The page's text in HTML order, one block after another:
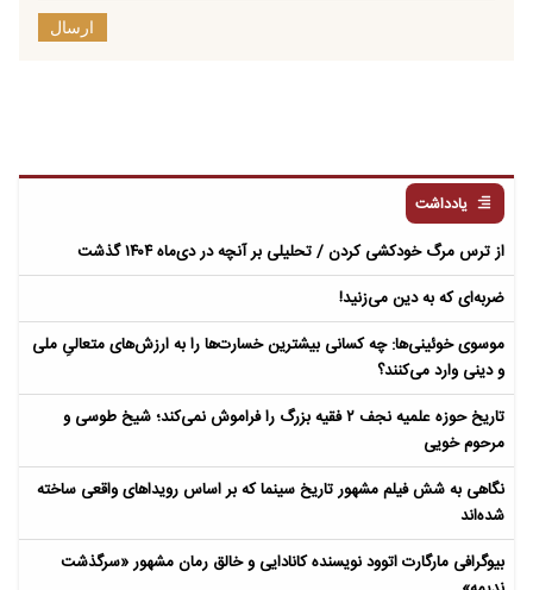
ارسال
یادداشت
از ترس مرگ خودکشی کردن / تحلیلی بر آنچه در دی‌ماه ۱۴۰۴ گذشت
ضربه‌ای که به دین می‌زنید!
موسوی خوئینی‌ها: چه کسانی بیشترین خسارت‌ها را به ارزش‌های متعالیِ ملی
و دینی وارد می‌کنند؟
تاریخ حوزه علمیه نجف ۲ فقیه بزرگ را فراموش نمی‌کند؛ شیخ طوسی و
مرحوم خویی
نگاهی به شش فیلم مشهور تاریخ سینما که بر اساس رویداهای واقعی ساخته
شده‌اند
بیوگرافی مارگارت اتوود نویسنده کانادایی و خالق رمان مشهور «سرگذشت